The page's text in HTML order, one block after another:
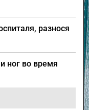
разнося
ног во время